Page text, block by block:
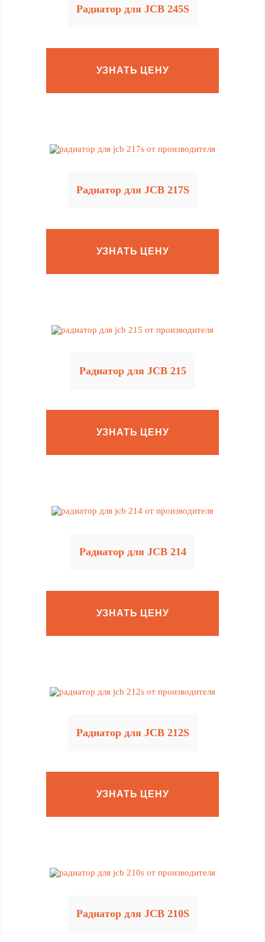
Радиатор для JCB 245S
УЗНАТЬ ЦЕНУ
Радиатор для JCB 217S
УЗНАТЬ ЦЕНУ
Радиатор для JCB 215
УЗНАТЬ ЦЕНУ
Радиатор для JCB 214
УЗНАТЬ ЦЕНУ
Радиатор для JCB 212S
УЗНАТЬ ЦЕНУ
Радиатор для JCB 210S